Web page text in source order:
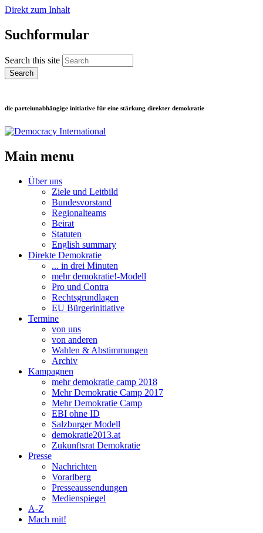
Direkt zum Inhalt
Suchformular
Search this site
die parteiunabhängige initiative für eine stärkung direkter demokratie
Main menu
Über uns
Ziele und Leitbild
Bundesvorstand
Regionalteams
Beirat
Statuten
English summary
Direkte Demokratie
... in drei Minuten
mehr demokratie!-Modell
Pro und Contra
Rechtsgrundlagen
EU Bürgerinitiative
Termine
von uns
von anderen
Wahlen & Abstimmungen
Archiv
Kampagnen
mehr demokratie camp 2018
Mehr Demokratie Camp 2017
Mehr Demokratie Camp
EBI ohne ID
Salzburger Modell
demokratie2013.at
Zukunftsrat Demokratie
Presse
Nachrichten
Vorarlberg
Presseaussendungen
Medienspiegel
A-Z
Mach mit!